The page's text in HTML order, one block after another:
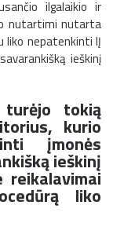
ilgalaikio ir
nutartimi nutarta
liko nepatenkinti IĮ
ieškinį
tokią
kurio
įmonės
ieškinį
liko